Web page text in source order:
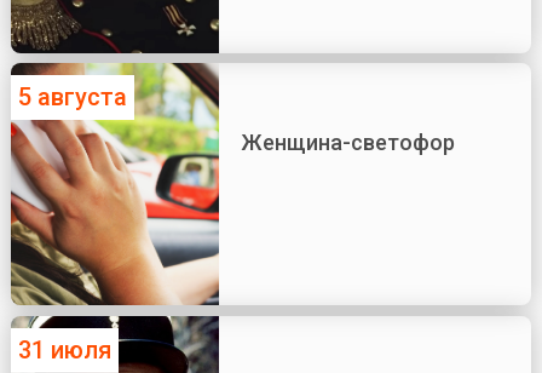
5 августа
Женщина-светофор
31 июля